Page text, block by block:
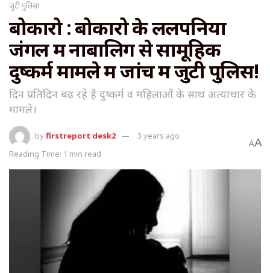
जुटी पुलिस!
बोकारो : बोकारो के ललपनिया
जंगल में नाबालिग से सामूहिक
दुष्कर्म मामले में जांच में जुटी पुलिस!
दिन प्रतिदिन बढ़ रहे है दुष्कर्म व महिलाओं के साथ अत्याचार के
मामले।
byfirstreport desk2
3 years ago
Reading Time: 1 min read
AA